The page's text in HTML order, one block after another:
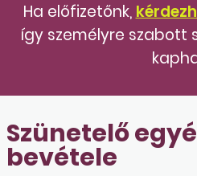
Ha előfizetőnk,
így személyre szabott
Szünetelő
bevétele